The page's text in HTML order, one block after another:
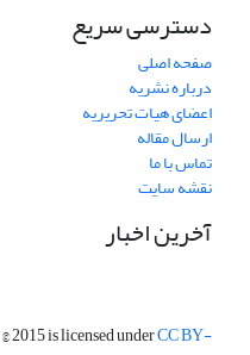
دسترسی سریع
صفحه اصلی
درباره نشریه
اعضای هیات تحریریه
ارسال مقاله
تماس با ما
نقشه سایت
آخرین اخبار
© 2015 is licensed underCC BY-